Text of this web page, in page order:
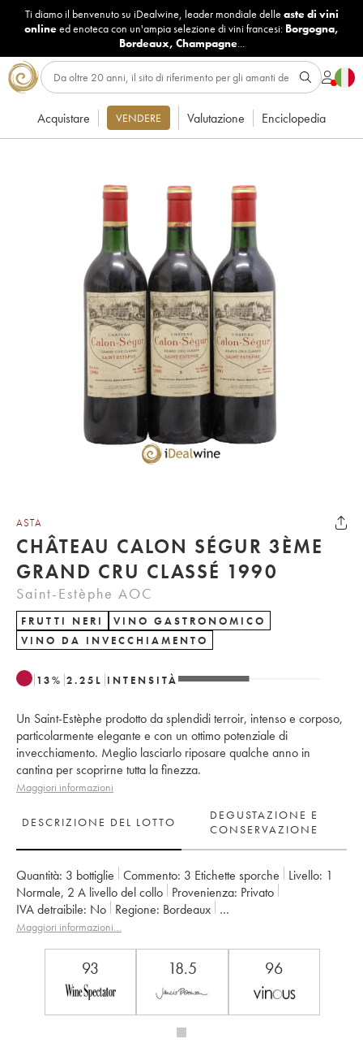
Ti diamo il benvenuto su iDealwine, leader mondiale delle aste di vini
onlineed enoteca con un'ampia selezione di vini francesi: Borgogna,
Bordeaux, Champagne...
Acquistare VENDERE Valutazione Enciclopedia
ASTA
CHÂTEAU CALON SÉGUR 3ÈME
GRAND CRU CLASSÉ 1990
Saint-Estèphe AOC
FRUTTI NERI
VINO GASTRONOMICO
VINO DA INVECCHIAMENTO
13% 2.25 L INTENSITÀ
Un Saint-Estèphe prodotto da splendidi terroir, intenso e corposo,
particolarmente elegante e con un ottimo potenziale di
invecchiamento. Meglio lasciarlo riposare qualche anno in
cantina per scoprirne tutta la finezza.
Maggiori informazioni
DESCRIZIONE DEL LOTTO
DEGUSTAZIONE E
CONSERVAZIONE
Quantità: 3 bottiglie Commento: 3 Etichette sporche Livello: 1
Normale, 2 A livello del collo Provenienza:
privato
IVA detraibile:
no Regione:
Bordeaux
Denominazione: Saint-Estèphe
Suravenir Assurances
Maggiori informazioni…
93 18.5 96